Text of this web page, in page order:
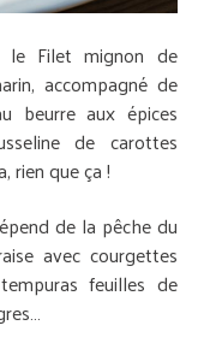
le Filet mignon de
accompagné de
beurre aux épices
de carottes
rien que ça !
de la pêche du
avec courgettes
feuilles de